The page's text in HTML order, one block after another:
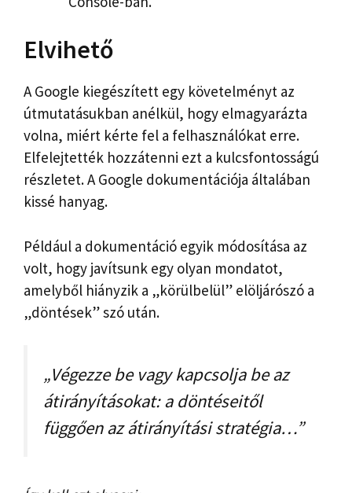
Elvihető
A Google kiegészített egy követelményt az
útmutatásukban anélkül, hogy elmagyarázta
volna, miért kérte fel a felhasználókat erre.
Elfelejtették hozzátenni ezt a kulcsfontosságú
részletet. A Google dokumentációja általában
kissé hanyag.
Például a dokumentáció egyik módosítása az
volt, hogy javítsunk egy olyan mondatot,
amelyből hiányzik a „körülbelül” elöljárószó a
„döntések” szó után.
„Végezze be vagy kapcsolja be az
átirányításokat: a döntéseitől
függően az átirányítási stratégia…”